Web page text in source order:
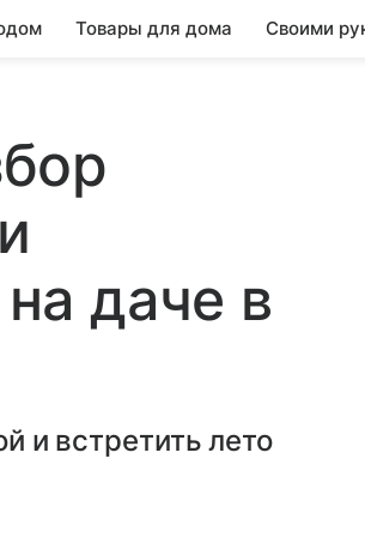
Товары для дома Своими
даче в
и встретить лето